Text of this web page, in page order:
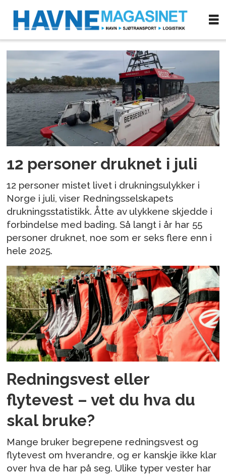
Tag:
redningsvest
12 personer druknet i juli
12 personer mistet livet i drukningsulykker i
Norge i juli, viser Redningsselskapets
drukningsstatistikk. Åtte av ulykkene skjedde i
forbindelse med bading. Så langt i år har 55
personer druknet, noe som er seks flere enn i
hele 2025.
Redningsvest eller
flytevest – vet du hva du
skal bruke?
Mange bruker begrepene redningsvest og
flytevest om hverandre, og er kanskje ikke klar
over hva de har på seg. Ulike typer vester har